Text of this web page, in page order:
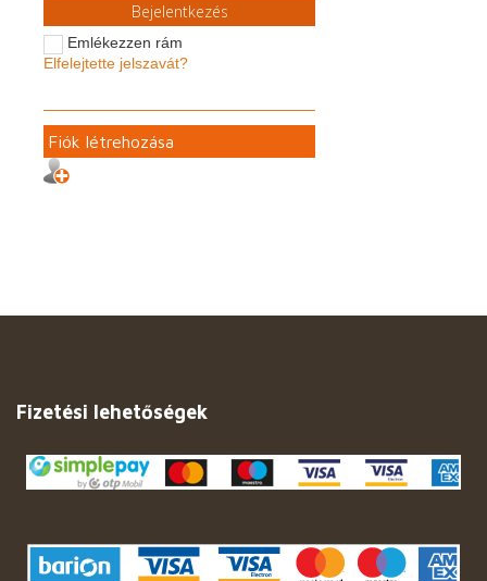
Bejelentkezés
Emlékezzen rám
Elfelejtette jelszavát?
Fiók létrehozása
Fizetési lehetőségek